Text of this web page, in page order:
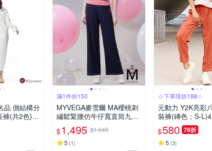
品 側結構分
褲(共2色)-
滿1件折150
MYVEGA麥雪爾 MA櫻桃刺
繡鬆緊腰仿牛仔寬直筒九分
褲-深藍
$1,495 $1,645
5 (1)
☆下單現折188☆
元動力 Y2K亮彩
裝褲(磚色；S-
$580 76折
5 (3)